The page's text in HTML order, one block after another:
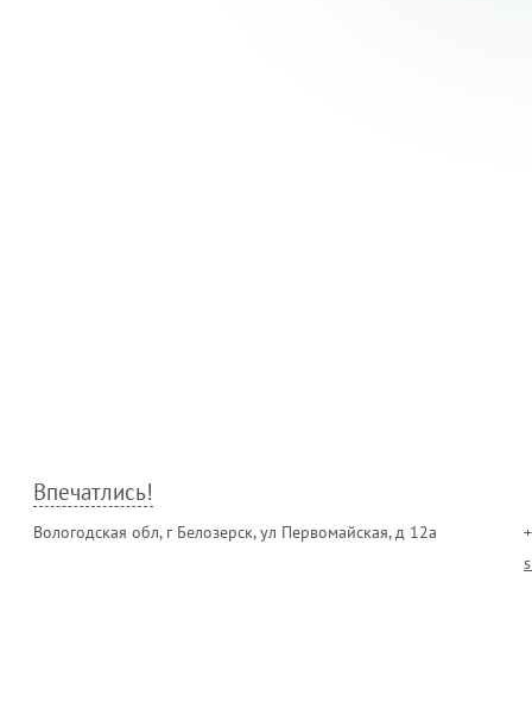
Впечатлись!
Вологодская обл, г Белозерск, ул Первомайская, д 12а